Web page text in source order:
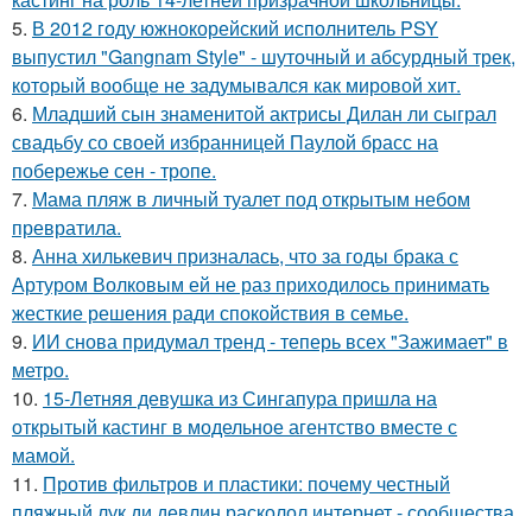
5. В 2012 году южнокорейский исполнитель PSY
выпустил "Gangnam Style" - шуточный и абсурдный трек,
который вообще не задумывался как мировой хит.
6. Младший сын знаменитой актрисы Дилан ли сыграл
свадьбу со своей избранницей Паулой брасс на
побережье сен - тропе.
7. Мама пляж в личный туалет под открытым небом
превратила.
8. Анна хилькевич призналась, что за годы брака с
Артуром Волковым ей не раз приходилось принимать
жесткие решения ради спокойствия в семье.
9. ИИ снова придумал тренд - теперь всех "Зажимает" в
метро.
10. 15-Летняя девушка из Сингапура пришла на
открытый кастинг в модельное агентство вместе с
мамой.
11. Против фильтров и пластики: почему честный